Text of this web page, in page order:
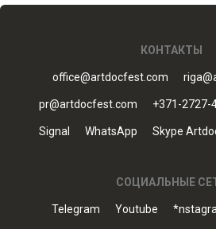
КОНТАКТЫ
office@artdocfest.com
pr@artdocfest.com +371-2727-
Signal WhatsApp Skype
СОЦИАЛЬНЫЕ
Telegram Youtube